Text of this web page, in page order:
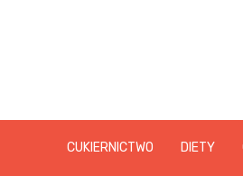
CUKIERNICTWO DIETY